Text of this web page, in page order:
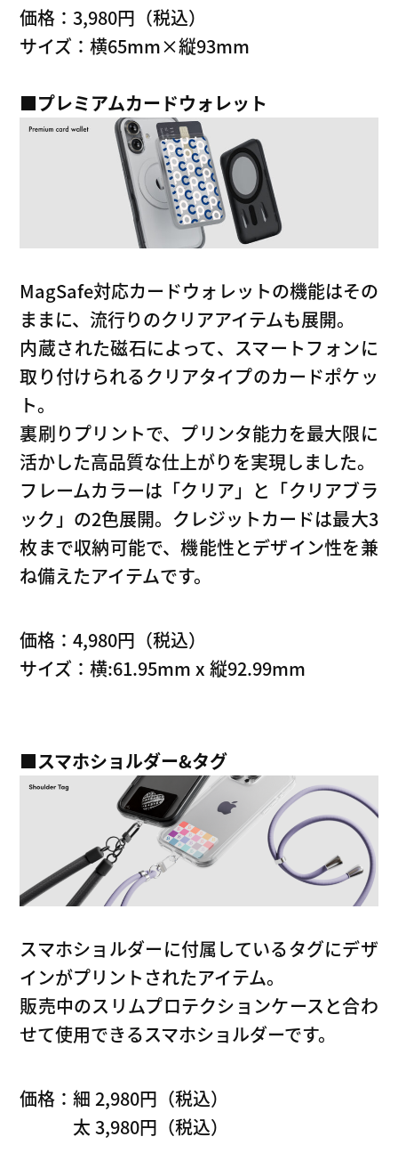
価格：3,980円（税込）
サイズ：横65mm×縦93mm
■プレミアムカードウォレット
MagSafe対応カードウォレットの機能はその
ままに、流行りのクリアアイテムも展開。
内蔵された磁石によって、スマートフォンに
取り付けられるクリアタイプのカードポケッ
ト。
裏刷りプリントで、プリンタ能力を最大限に
活かした高品質な仕上がりを実現しました。
フレームカラーは「クリア」と「クリアブラ
ック」の2色展開。クレジットカードは最大3
枚まで収納可能で、機能性とデザイン性を兼
ね備えたアイテムです。
価格：4,980円（税込）
サイズ：横:61.95mm x 縦92.99mm
■スマホショルダー&タグ
スマホショルダーに付属しているタグにデザ
インがプリントされたアイテム。
販売中のスリムプロテクションケースと合わ
せて使用できるスマホショルダーです。
価格：細 2,980円（税込）
太 3,980円（税込）